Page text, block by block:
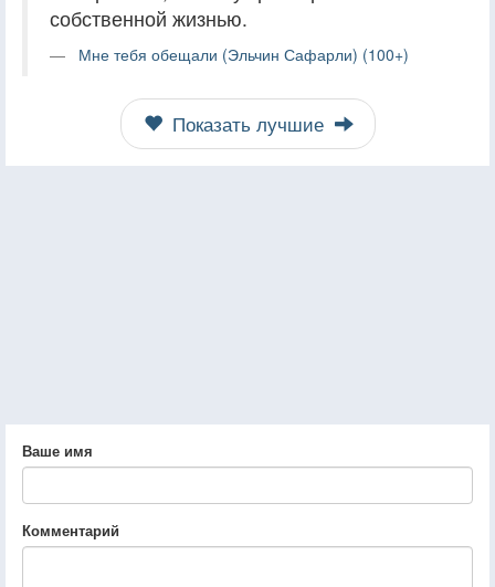
собственной жизнью.
Мне тебя обещали (Эльчин Сафарли) (100+)
Показать лучшие
Ваше имя
Комментарий